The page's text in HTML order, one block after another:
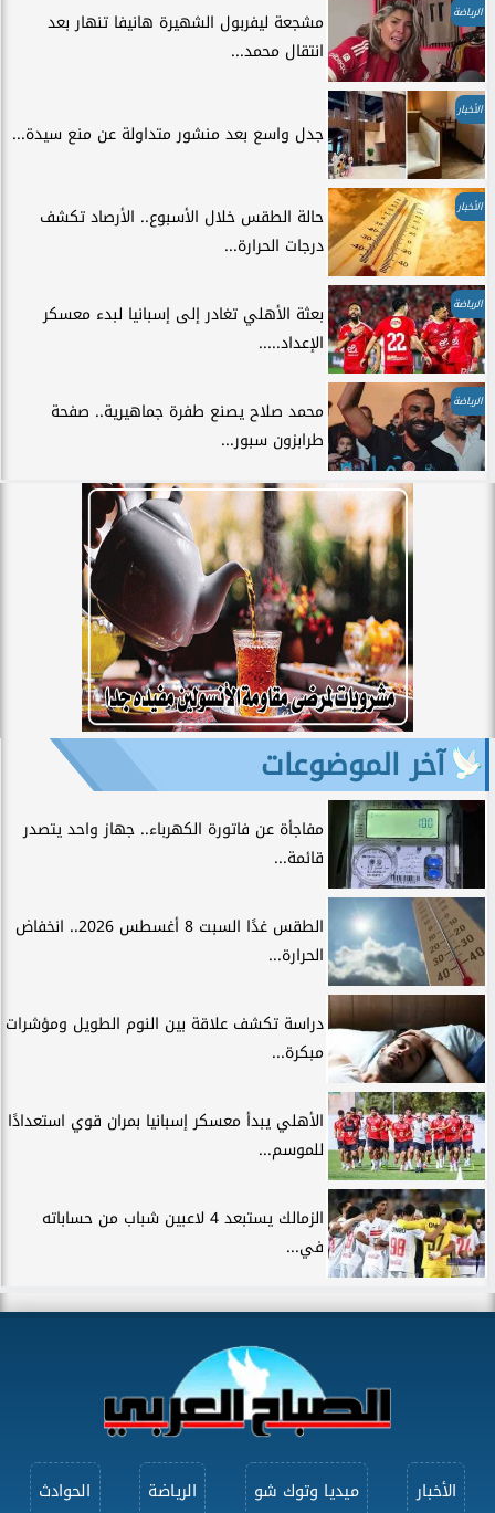
الرياضة
مشجعة ليفربول الشهيرة هانيفا تنهار بعد
انتقال محمد...
الأخبار
جدل واسع بعد منشور متداولة عن منع سيدة...
الأخبار
حالة الطقس خلال الأسبوع.. الأرصاد تكشف
درجات الحرارة...
الرياضة
بعثة الأهلي تغادر إلى إسبانيا لبدء معسكر
الإعداد.....
الرياضة
محمد صلاح يصنع طفرة جماهيرية.. صفحة
طرابزون سبور...
آخر الموضوعات
مفاجأة عن فاتورة الكهرباء.. جهاز واحد يتصدر
قائمة...
الطقس غدًا السبت 8 أغسطس 2026.. انخفاض
الحرارة...
دراسة تكشف علاقة بين النوم الطويل ومؤشرات
مبكرة...
الأهلي يبدأ معسكر إسبانيا بمران قوي استعدادًا
للموسم...
الزمالك يستبعد 4 لاعبين شباب من حساباته
في...
الأخبار ميديا وتوك شو الرياضة الحوادث